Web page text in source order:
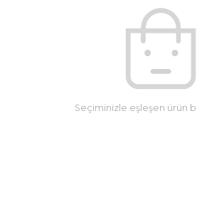
Seçiminizle eşleşen ürün